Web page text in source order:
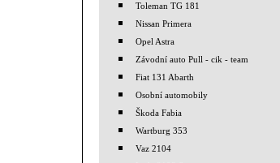
Toleman TG 181
Nissan Primera
Opel Astra
Závodní auto Pull - cik - team
Fiat 131 Abarth
Osobní automobily
Škoda Fabia
Wartburg 353
Vaz 2104